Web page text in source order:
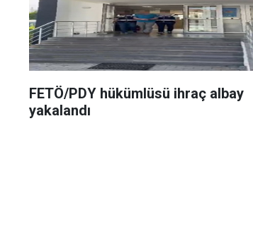
FETÖ/PDY hükümlüsü ihraç albay
yakalandı